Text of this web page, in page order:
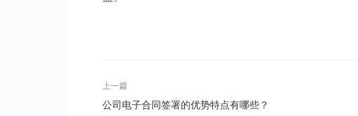
上一篇
公司电子合同签署的优势特点有哪些？